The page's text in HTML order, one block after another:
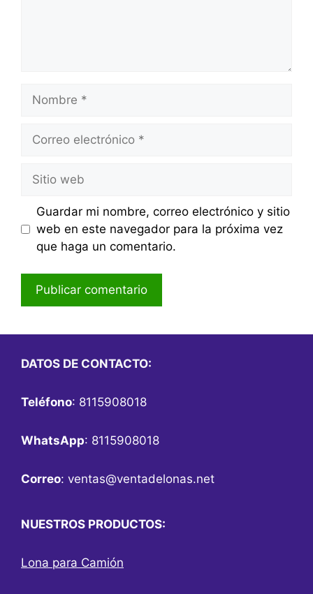
Nombre
Correo
Sitio
web
Guardar mi nombre, correo electrónico y sitio
web en este navegador para la próxima vez
que haga un comentario.
DATOS DE CONTACTO:
Teléfono: 8115908018
WhatsApp: 8115908018
Correo: ventas@ventadelonas.net
NUESTROS PRODUCTOS:
Lona para Camión